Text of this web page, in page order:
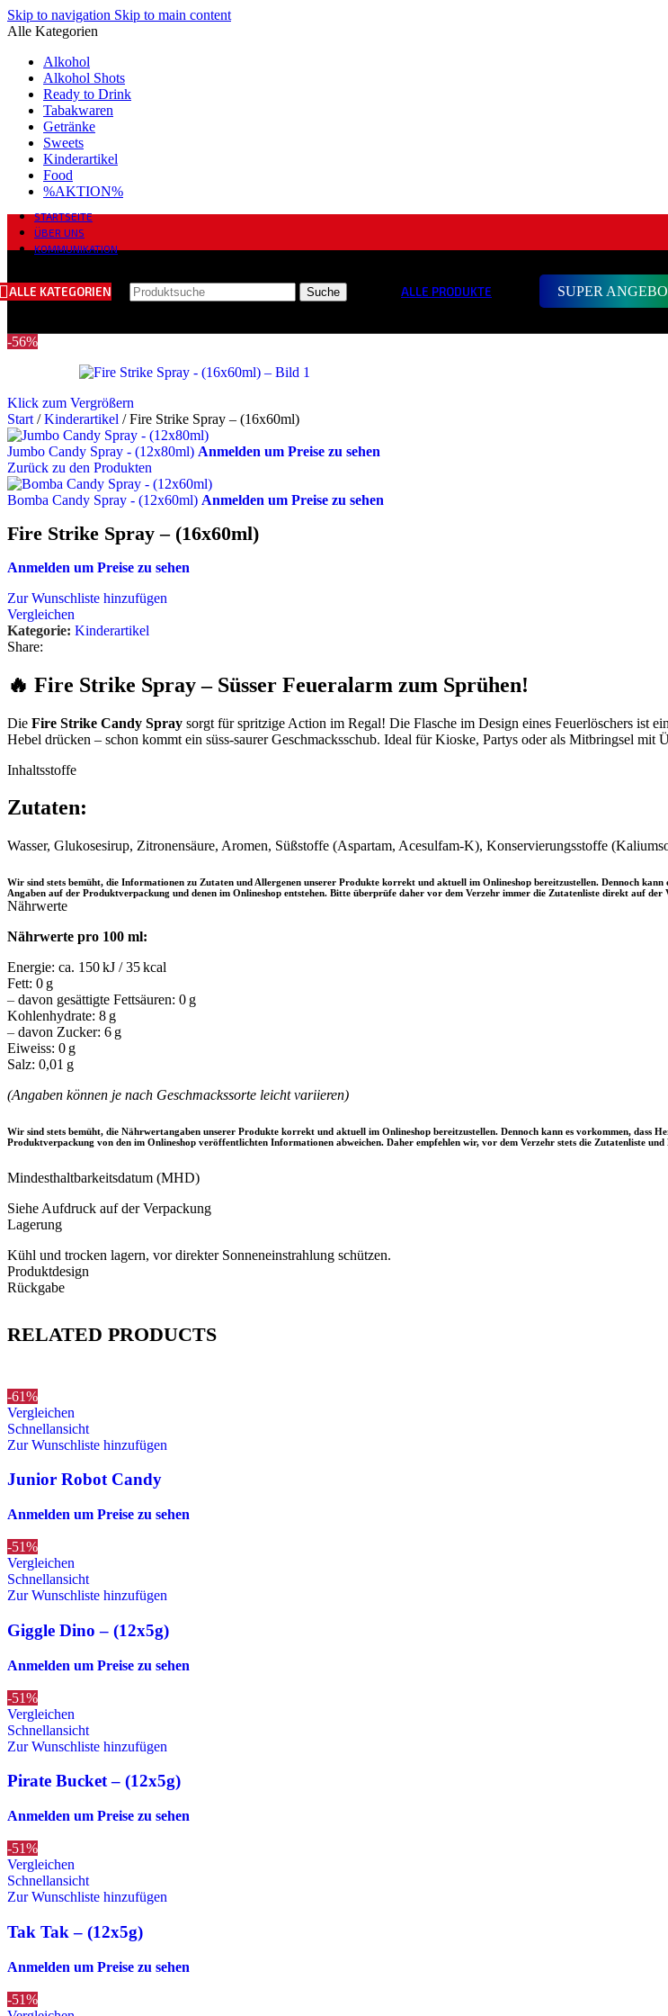
Skip to navigation Skip to main content
Alle Kategorien
Alkohol
Alkohol Shots
Ready to Drink
Tabakwaren
Getränke
Sweets
Kinderartikel
Food
%AKTION%
STARTSEITE
ÜBER UNS
KOMMUNIKATION
ALLE KATEGORIEN Suche ALLE PRODUKTE SUPER
-56%
Klick zum Vergrößern
Start / Kinderartikel / Fire Strike Spray – (16x60ml)
Jumbo Candy Spray - (12x80ml) Anmelden um Preise zu sehen
Zurück zu den Produkten
Bomba Candy Spray - (12x60ml) Anmelden um Preise zu sehen
Fire Strike Spray – (16x60ml)
Anmelden um Preise zu sehen
Zur Wunschliste hinzufügen
Vergleichen
Kategorie: Kinderartikel
Share:
🔥 Fire Strike Spray – Süsser Feueralarm zum Sprühen!
Die Fire Strike Candy Spray sorgt für spritzige Action im Regal! Die Flasche im Design eines Feuerlöschers ist
Hebel drücken – schon kommt ein süss-saurer Geschmacksschub. Ideal für Kioske, Partys oder als Mitbringsel mit
Inhaltsstoffe
Zutaten:
Wasser, Glukosesirup, Zitronensäure, Aromen, Süßstoffe (Aspartam, Acesulfam-K), Konservierungsstoffe
Wir sind stets bemüht, die Informationen zu Zutaten und Allergenen unserer Produkte korrekt und aktuell im Onlineshop bereitzustellen. Dennoch
Angaben auf der Produktverpackung und denen im Onlineshop entstehen. Bitte überprüfe daher vor dem Verzehr immer die Zutatenliste direkt auf der
Nährwerte
Nährwerte pro 100 ml:
Energie: ca. 150 kJ / 35 kcal
Fett: 0 g
– davon gesättigte Fettsäuren: 0 g
Kohlenhydrate: 8 g
– davon Zucker: 6 g
Eiweiss: 0 g
Salz: 0,01 g
(Angaben können je nach Geschmackssorte leicht variieren)
Wir sind stets bemüht, die Nährwertangaben unserer Produkte korrekt und aktuell im Onlineshop bereitzustellen. Dennoch kann es vorkommen, dass
Produktverpackung von den im Onlineshop veröffentlichten Informationen abweichen. Daher empfehlen wir, vor dem Verzehr stets die Zutatenliste
Mindesthaltbarkeitsdatum (MHD)
Siehe Aufdruck auf der Verpackung
Lagerung
Kühl und trocken lagern, vor direkter Sonneneinstrahlung schützen.
Produktdesign
Rückgabe
RELATED PRODUCTS
-61%
Vergleichen
Schnellansicht
Zur Wunschliste hinzufügen
Junior Robot Candy
Anmelden um Preise zu sehen
-51%
Vergleichen
Schnellansicht
Zur Wunschliste hinzufügen
Giggle Dino – (12x5g)
Anmelden um Preise zu sehen
-51%
Vergleichen
Schnellansicht
Zur Wunschliste hinzufügen
Pirate Bucket – (12x5g)
Anmelden um Preise zu sehen
-51%
Vergleichen
Schnellansicht
Zur Wunschliste hinzufügen
Tak Tak – (12x5g)
Anmelden um Preise zu sehen
-51%